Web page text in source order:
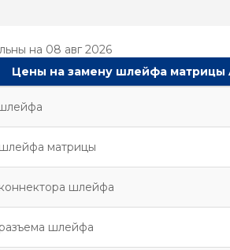
на 08 авг 2026
Цены на замену шлейфа матрицы
матрицы
шлейфа
шлейфа